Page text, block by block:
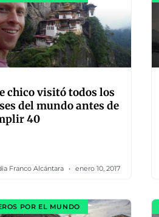
chico visitó todos los
del mundo antes de
40
Franco Alcántara enero 10, 2017
POR EL MUNDO